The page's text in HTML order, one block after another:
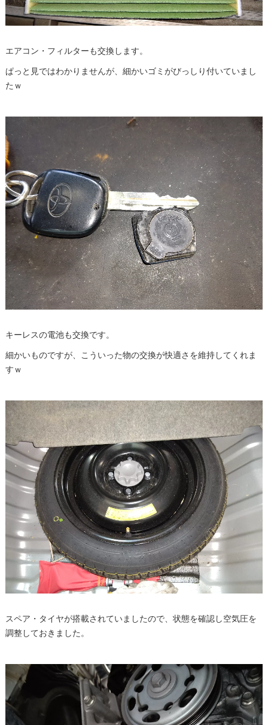
エアコン・フィルターも交換します。
ぱっと見ではわかりませんが、細かいゴミがびっしり付いていまし
たｗ
キーレスの電池も交換です。
細かいものですが、こういった物の交換が快適さを維持してくれま
すｗ
スペア・タイヤが搭載されていましたので、状態を確認し空気圧を
調整しておきました。